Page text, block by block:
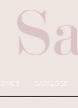
CÁTALOGO